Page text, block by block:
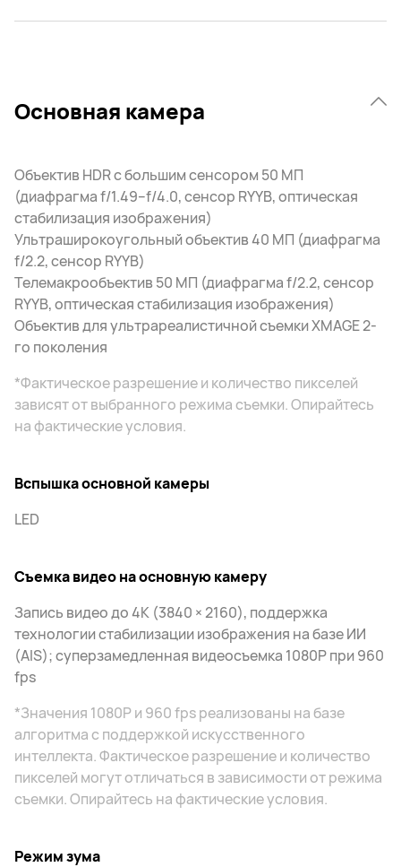
Основная камера
Объектив HDR с большим сенсором 50 МП
(диафрагма f/1.49–f/4.0, сенсор RYYB, оптическая
стабилизация изображения)
Ультраширокоугольный объектив 40 МП (диафрагма
f/2.2, сенсор RYYB)
Телемакрообъектив 50 МП (диафрагма f/2.2, сенсор
RYYB, оптическая стабилизация изображения)
Объектив для ультрареалистичной съемки XMAGE 2-
го поколения
*Фактическое разрешение и количество пикселей
зависят от выбранного режима съемки. Опирайтесь
на фактические условия.
Вспышка основной камеры
LED
Съемка видео на основную камеру
Запись видео до 4K (3840 × 2160), поддержка
технологии стабилизации изображения на базе ИИ
(AIS); суперзамедленная видеосъемка 1080P при 960
fps
*Значения 1080P и 960 fps реализованы на базе
алгоритма с поддержкой искусственного
интеллекта. Фактическое разрешение и количество
пикселей могут отличаться в зависимости от режима
съемки. Опирайтесь на фактические условия.
Режим зума